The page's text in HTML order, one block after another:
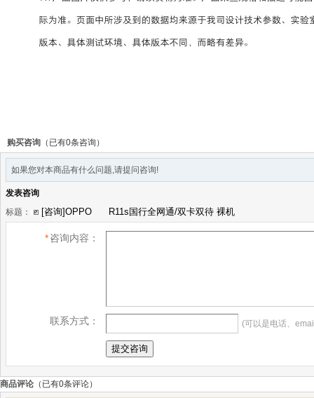
购买咨询 （已有0条咨询）
如果您对本商品有什么问题,请提问咨询!
发表咨询
标题：
*咨询内容：
联系方式： (可以是电话、
商品评论 （已有0条评论）